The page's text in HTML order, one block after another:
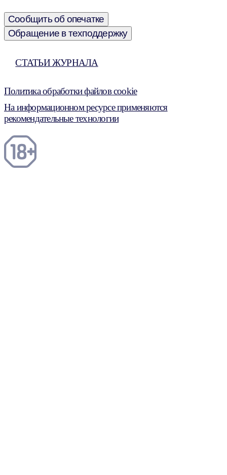
Сообщить об опечатке
Обращение в техподдержку
СТАТЬИ ЖУРНАЛА
Политика обработки файлов cookie
На информационном ресурсе применяются
рекомендательные технологии